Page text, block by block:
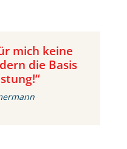
mich keine
die Basis